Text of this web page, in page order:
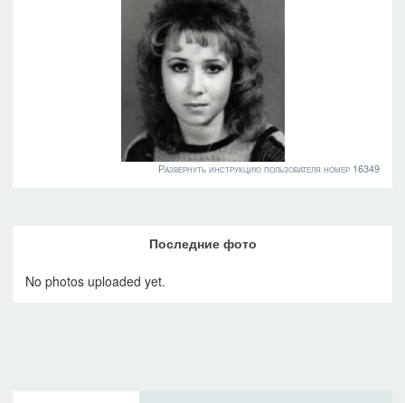
Развернуть инструкцию пользователя номер 16349
Последние фото
No photos uploaded yet.